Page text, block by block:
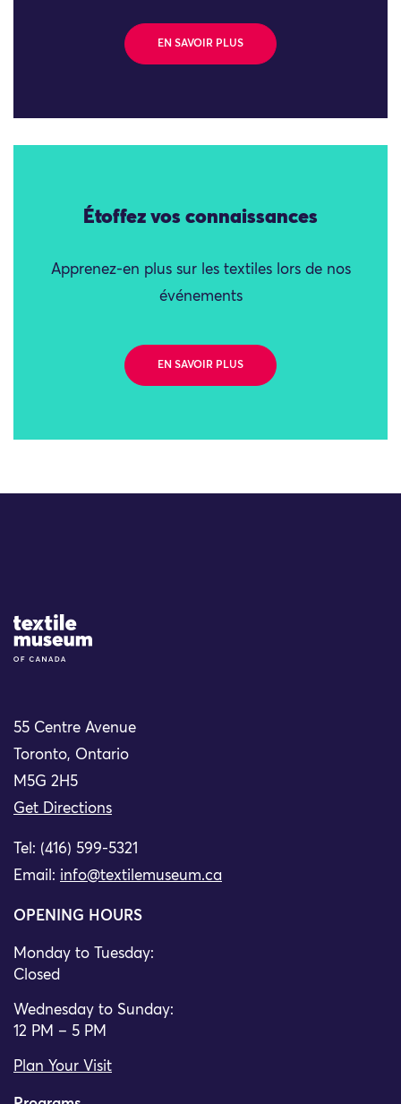
EN SAVOIR PLUS
Étoffez vos connaissances
Apprenez-en plus sur les textiles lors de nos
événements
EN SAVOIR PLUS
Site Logo
55 Centre Avenue
Toronto, Ontario
M5G 2H5
Get Directions
Tel: (416) 599-5321
Email: info@textilemuseum.ca
OPENING HOURS
Monday to Tuesday:
Closed
Wednesday to Sunday:
12 PM – 5 PM
Plan Your Visit